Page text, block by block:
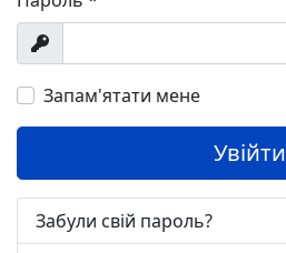
Показувати
Запам'ятати мене
Увійти
Забули свій пароль?